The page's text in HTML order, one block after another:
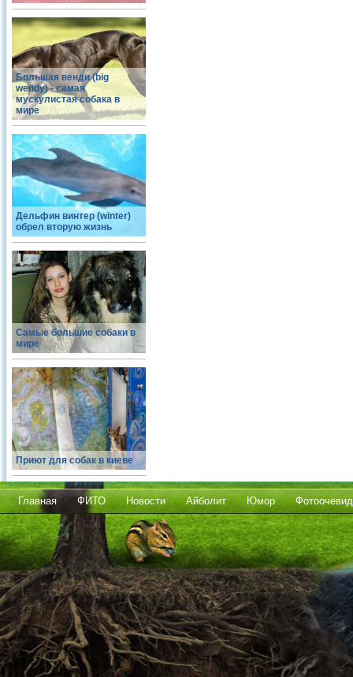
Большая венди (big
wendy) - самая
мускулистая собака в
мире
Дельфин винтер (winter)
обрел вторую жизнь
Самые большие собаки в
мире
Приют для собак в киеве
Главная ФИТО Новости Айболит Юмор